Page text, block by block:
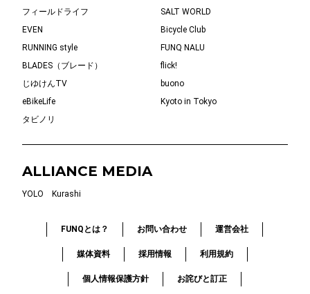
フィールドライフ
SALT WORLD
EVEN
Bicycle Club
RUNNING style
FUNQ NALU
BLADES（ブレード）
flick!
じゆけんTV
buono
eBikeLife
Kyoto in Tokyo
タビノリ
ALLIANCE MEDIA
YOLO Kurashi
FUNQとは？ お問い合わせ 運営会社
媒体資料 採用情報 利用規約
個人情報保護方針 お詫びと訂正